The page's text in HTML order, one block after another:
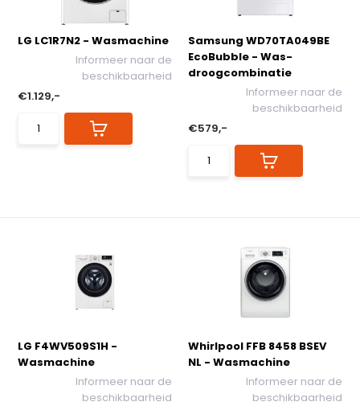
LG LC1R7N2 - Wasmachine
Informeer naar de
beschikbaarheid
€1.129,-
Samsung WD70TA049BE
EcoBubble - Was-
droogcombinatie
Informeer naar de
beschikbaarheid
€579,-
LG F4WV509S1H -
Wasmachine
Informeer naar de
beschikbaarheid
Whirlpool FFB 8458 BSEV
NL - Wasmachine
Informeer naar de
beschikbaarheid